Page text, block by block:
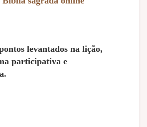
levantados na lição,
participativa e